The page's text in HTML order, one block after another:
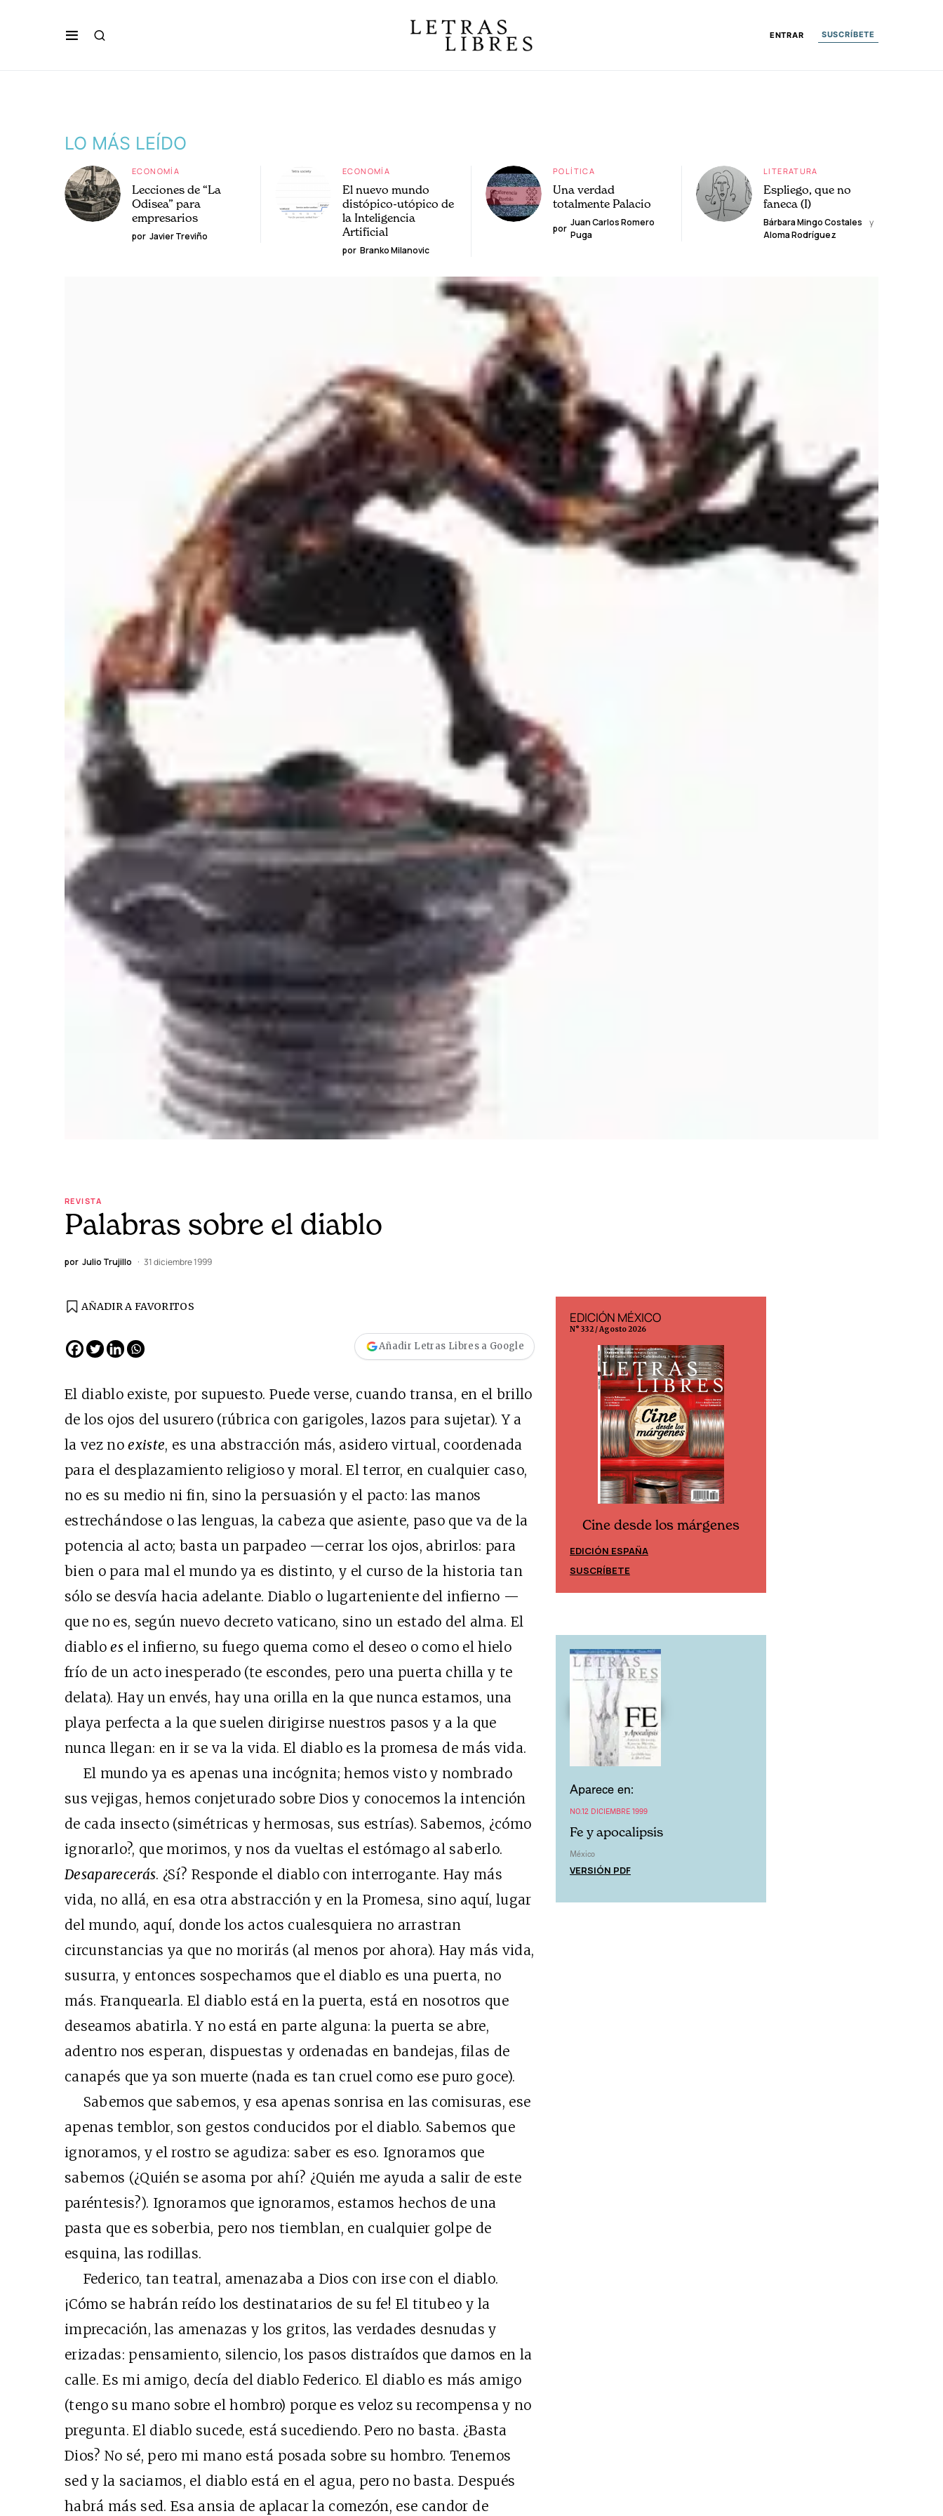
ENTRAR SUSCRÍBETE
LO MÁS LEÍDO
ECONOMÍA
Lecciones de “La
Odisea” para
empresarios
por Javier Treviño
ECONOMÍA
El nuevo mundo
distópico-utópico de
la Inteligencia
Artificial
por Branko Milanovic
POLÍTICA
Una verdad
totalmente Palacio
por
Juan Carlos Romero
Puga
LITERATURA
Espliego, que no
faneca (I)
Bárbara Mingo Costales
y
Aloma Rodríguez
REVISTA
Palabras sobre el diablo
por Julio Trujillo 31 diciembre 1999
AÑADIR A FAVORITOS
Añadir Letras Libres a Google
El diablo existe, por supuesto. Puede verse, cuando transa, en el brillo
de los ojos del usurero (rúbrica con garigoles, lazos para sujetar). Y a
la vez noexiste, es una abstracción más, asidero virtual, coordenada
para el desplazamiento religioso y moral. El terror, en cualquier caso,
no es su medio ni fin, sino la persuasión y el pacto: las manos
estrechándose o las lenguas, la cabeza que asiente, paso que va de la
potencia al acto; basta un parpadeo —cerrar los ojos, abrirlos: para
bien o para mal el mundo ya es distinto, y el curso de la historia tan
sólo se desvía hacia adelante. Diablo o lugarteniente del infierno —
que no es, según nuevo decreto vaticano, sino un estado del alma. El
diabloes el infierno, su fuego quema como el deseo o como el hielo
frío de un acto inesperado (te escondes, pero una puerta chilla y te
delata). Hay un envés, hay una orilla en la que nunca estamos, una
playa perfecta a la que suelen dirigirse nuestros pasos y a la que
nunca llegan: en ir se va la vida. El diablo es la promesa de más vida.
El mundo ya es apenas una incógnita; hemos visto y nombrado
sus vejigas, hemos conjeturado sobre Dios y conocemos la intención
de cada insecto (simétricas y hermosas, sus estrías). Sabemos, ¿cómo
ignorarlo?, que morimos, y nos da vueltas el estómago al saberlo.
Desaparecerás. ¿Sí? Responde el diablo con interrogante. Hay más
vida, no allá, en esa otra abstracción y en la Promesa, sino aquí, lugar
del mundo, aquí, donde los actos cualesquiera no arrastran
circunstancias ya que no morirás (al menos por ahora). Hay más vida,
susurra, y entonces sospechamos que el diablo es una puerta, no
más. Franquearla. El diablo está en la puerta, está en nosotros que
deseamos abatirla. Y no está en parte alguna: la puerta se abre,
adentro nos esperan, dispuestas y ordenadas en bandejas, filas de
canapés que ya son muerte (nada es tan cruel como ese puro goce).
Sabemos que sabemos, y esa apenas sonrisa en las comisuras, ese
apenas temblor, son gestos conducidos por el diablo. Sabemos que
ignoramos, y el rostro se agudiza: saber es eso. Ignoramos que
sabemos (¿Quién se asoma por ahí? ¿Quién me ayuda a salir de este
paréntesis?). Ignoramos que ignoramos, estamos hechos de una
pasta que es soberbia, pero nos tiemblan, en cualquier golpe de
esquina, las rodillas.
Federico, tan teatral, amenazaba a Dios con irse con el diablo.
¡Cómo se habrán reído los destinatarios de su fe! El titubeo y la
imprecación, las amenazas y los gritos, las verdades desnudas y
erizadas: pensamiento, silencio, los pasos distraídos que damos en la
calle. Es mi amigo, decía del diablo Federico. El diablo es más amigo
(tengo su mano sobre el hombro) porque es veloz su recompensa y no
pregunta. El diablo sucede, está sucediendo. Pero no basta. ¿Basta
Dios? No sé, pero mi mano está posada sobre su hombro. Tenemos
sed y la saciamos, el diablo está en el agua, pero no basta. Después
habrá más sed. Esa ansia de aplacar la comezón, ese candor de
Cine desde los márgenes
EDICIÓN MÉXICO
SUSCRÍBETE
EDICIÓN MÉXICO
N° 332 / Agosto 2026
Cine desde los márgenes
EDICIÓN ESPAÑA
SUSCRÍBETE
Aparece en:
NO.12 DICIEMBRE 1999
Fe y apocalipsis
México
VERSIÓN PDF